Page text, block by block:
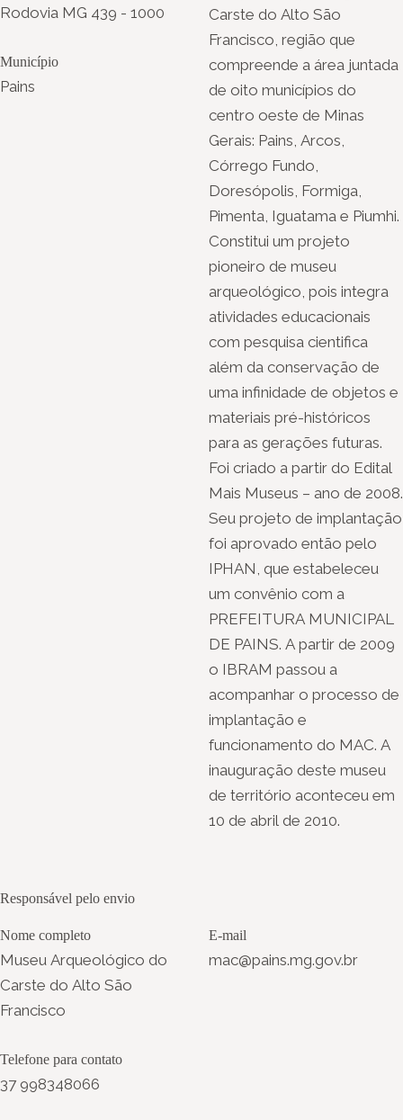
Rodovia MG 439 - 1000
Município
Pains
Carste do Alto São
Francisco, região que
compreende a área juntada
de oito municípios do
centro oeste de Minas
Gerais: Pains, Arcos,
Córrego Fundo,
Doresópolis, Formiga,
Pimenta, Iguatama e Piumhi.
Constitui um projeto
pioneiro de museu
arqueológico, pois integra
atividades educacionais
com pesquisa cientifica
além da conservação de
uma infinidade de objetos e
materiais pré-históricos
para as gerações futuras.
Foi criado a partir do Edital
Mais Museus – ano de 2008.
Seu projeto de implantação
foi aprovado então pelo
IPHAN, que estabeleceu
um convênio com a
PREFEITURA MUNICIPAL
DE PAINS. A partir de 2009
o IBRAM passou a
acompanhar o processo de
implantação e
funcionamento do MAC. A
inauguração deste museu
de território aconteceu em
10 de abril de 2010.
Responsável pelo envio
Nome completo
Museu Arqueológico do
Carste do Alto São
Francisco
Telefone para contato
37 998348066
E-mail
mac@pains.mg.gov.br